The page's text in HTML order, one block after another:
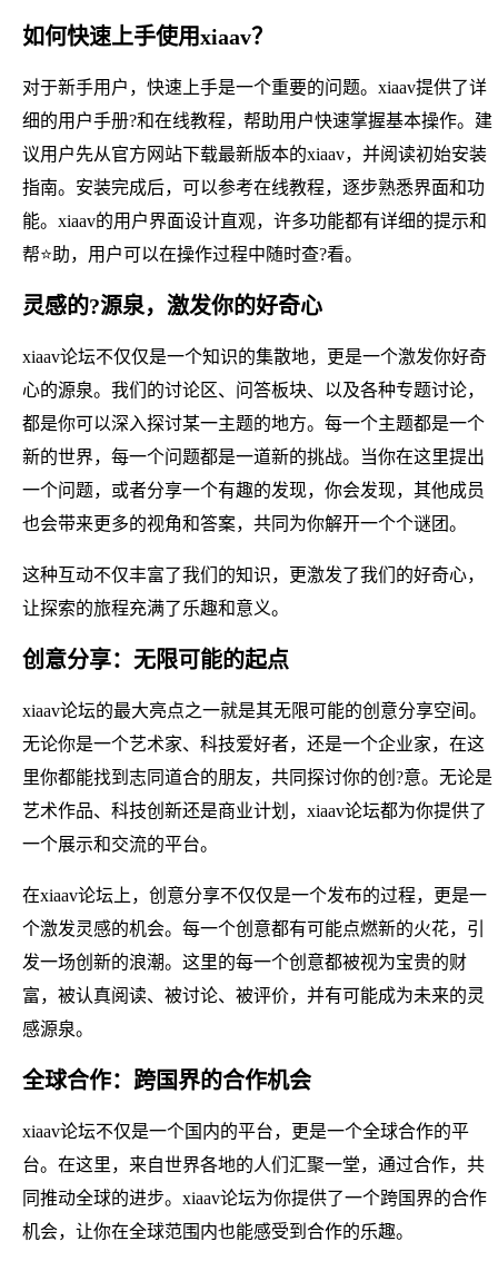
如何快速上手使用xiaav？
对于新手用户，快速上手是一个重要的问题。xiaav提供了详
细的用户手册?和在线教程，帮助用户快速掌握基本操作。建
议用户先从官方网站下载最新版本的xiaav，并阅读初始安装
指南。安装完成后，可以参考在线教程，逐步熟悉界面和功
能。xiaav的用户界面设计直观，许多功能都有详细的提示和
帮⭐助，用户可以在操作过程中随时查?看。
灵感的?源泉，激发你的好奇心
xiaav论坛不仅仅是一个知识的集散地，更是一个激发你好奇
心的源泉。我们的讨论区、问答板块、以及各种专题讨论，
都是你可以深入探讨某一主题的地方。每一个主题都是一个
新的世界，每一个问题都是一道新的挑战。当你在这里提出
一个问题，或者分享一个有趣的发现，你会发现，其他成员
也会带来更多的视角和答案，共同为你解开一个个谜团。
这种互动不仅丰富了我们的知识，更激发了我们的好奇心，
让探索的旅程充满了乐趣和意义。
创意分享：无限可能的起点
xiaav论坛的最大亮点之一就是其无限可能的创意分享空间。
无论你是一个艺术家、科技爱好者，还是一个企业家，在这
里你都能找到志同道合的朋友，共同探讨你的创?意。无论是
艺术作品、科技创新还是商业计划，xiaav论坛都为你提供了
一个展示和交流的平台。
在xiaav论坛上，创意分享不仅仅是一个发布的过程，更是一
个激发灵感的机会。每一个创意都有可能点燃新的火花，引
发一场创新的浪潮。这里的每一个创意都被视为宝贵的财
富，被认真阅读、被讨论、被评价，并有可能成为未来的灵
感源泉。
全球合作：跨国界的合作机会
xiaav论坛不仅是一个国内的平台，更是一个全球合作的平
台。在这里，来自世界各地的人们汇聚一堂，通过合作，共
同推动全球的进步。xiaav论坛为你提供了一个跨国界的合作
机会，让你在全球范围内也能感受到合作的乐趣。